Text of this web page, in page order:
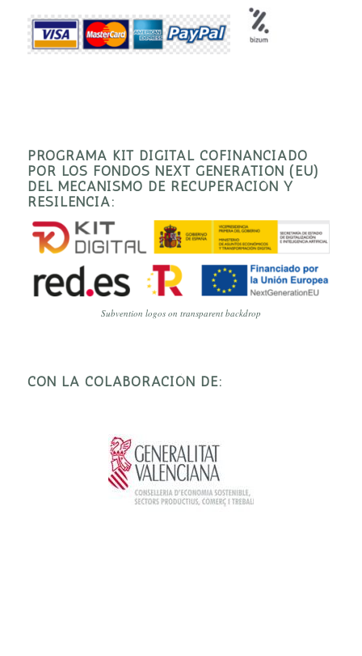
PROGRAMA KIT DIGITAL COFINANCIADO
POR LOS FONDOS NEXT GENERATION (EU)
DEL MECANISMO DE RECUPERACIÓN Y
RESILENCIA:
Subvention logos on transparent backdrop
CON LA COLABORACIÓN DE: